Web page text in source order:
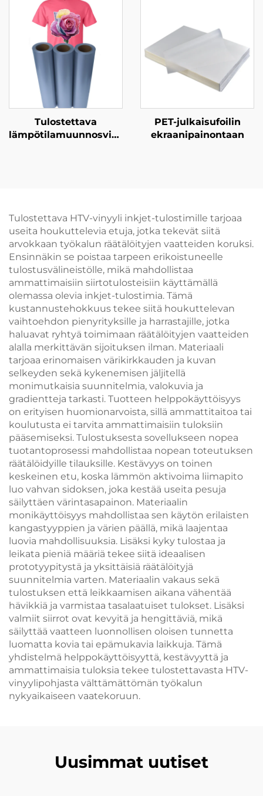
Tulostettava
lämpötilamuunnosvinyyli
PET-julkaisufoilin
ekraanipainontaan
Tulostettava HTV-vinyyli inkjet-tulostimille tarjoaa
useita houkuttelevia etuja, jotka tekevät siitä
arvokkaan työkalun räätälöityjen vaatteiden koruksi.
Ensinnäkin se poistaa tarpeen erikoistuneelle
tulostusvälineistölle, mikä mahdollistaa
ammattimaisiin siirtotulosteisiin käyttämällä
olemassa olevia inkjet-tulostimia. Tämä
kustannustehokkuus tekee siitä houkuttelevan
vaihtoehdon pienyrityksille ja harrastajille, jotka
haluavat ryhtyä toimimaan räätälöityjen vaatteiden
alalla merkittävän sijoituksen ilman. Materiaali
tarjoaa erinomaisen värikirkkauden ja kuvan
selkeyden sekä kykenemisen jäljitellä
monimutkaisia suunnitelmia, valokuvia ja
gradientteja tarkasti. Tuotteen helppokäyttöisyys
on erityisen huomionarvoista, sillä ammattitaitoa tai
koulutusta ei tarvita ammattimaisiin tuloksiin
pääsemiseksi. Tulostuksesta sovellukseen nopea
tuotantoprosessi mahdollistaa nopean toteutuksen
räätälöidyille tilauksille. Kestävyys on toinen
keskeinen etu, koska lämmön aktivoima liimapito
luo vahvan sidoksen, joka kestää useita pesuja
säilyttäen värintasapainon. Materiaalin
monikäyttöisyys mahdollistaa sen käytön erilaisten
kangastyyppien ja värien päällä, mikä laajentaa
luovia mahdollisuuksia. Lisäksi kyky tulostaa ja
leikata pieniä määriä tekee siitä ideaalisen
prototyypitystä ja yksittäisiä räätälöityjä
suunnitelmia varten. Materiaalin vakaus sekä
tulostuksen että leikkaamisen aikana vähentää
hävikkiä ja varmistaa tasalaatuiset tulokset. Lisäksi
valmiit siirrot ovat kevyitä ja hengittäviä, mikä
säilyttää vaatteen luonnollisen oloisen tunnetta
luomatta kovia tai epämukavia laikkuja. Tämä
yhdistelmä helppokäyttöisyyttä, kestävyyttä ja
ammattimaisia tuloksia tekee tulostettavasta HTV-
vinyylipohjasta välttämättömän työkalun
nykyaikaiseen vaatekoruun.
Uusimmat uutiset